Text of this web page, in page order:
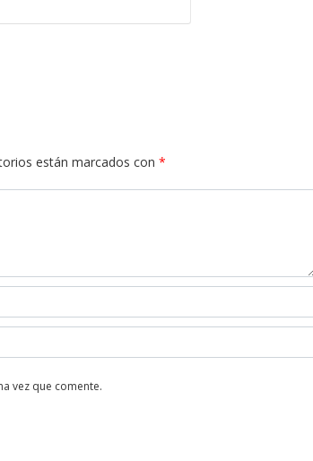
están marcados con *
vez que comente.